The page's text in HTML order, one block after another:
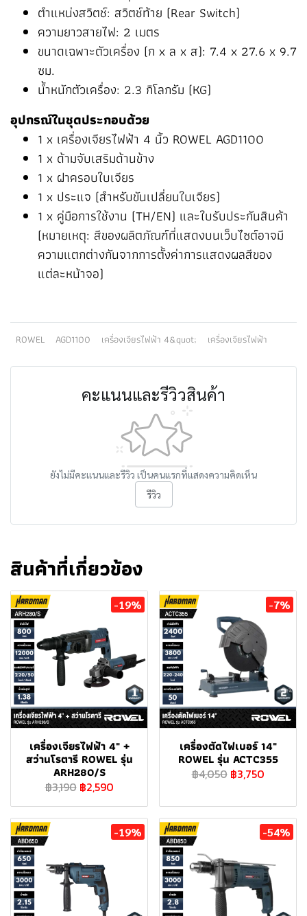
ตำแหน่งสวิตช์: สวิตช์ท้าย (Rear Switch)
ความยาวสายไฟ: 2 เมตร
ขนาดเฉพาะตัวเครื่อง (ก x ล x ส): 7.4 x 27.6 x 9.7
ซม.
น้ำหนักตัวเครื่อง: 2.3 กิโลกรัม (KG)
อุปกรณ์ในชุดประกอบด้วย
1 x เครื่องเจียรไฟฟ้า 4 นิ้ว ROWEL AGD1100
1 x ด้ามจับเสริมด้านข้าง
1 x ฝาครอบใบเจียร
1 x ประแจ (สำหรับขันเปลี่ยนใบเจียร)
1 x คู่มือการใช้งาน (TH/EN) และใบรับประกันสินค้า
(หมายเหตุ: สีของผลิตภัณฑ์ที่แสดงบนเว็บไซต์อาจมี
ความแตกต่างกันจากการตั้งค่าการแสดงผลสีของ
แต่ละหน้าจอ)
ROWEL AGD1100 เครื่องเจียรไฟฟ้า 4&quot; เครื่องเจียรไฟฟ้า
คะแนนและรีวิวสินค้า
ยังไม่มีคะแนนและรีวิว เป็นคนแรกที่แสดงความคิดเห็น
รีวิว
สินค้าที่เกี่ยวข้อง
-19%
เครื่องเจียรไฟฟ้า 4" +
สว่านโรตารี ROWEL รุ่น
ARH280/S
฿3,190 ฿2,590
-7%
เครื่องตัดไฟเบอร์ 14"
ROWEL รุ่น ACTC355
฿4,050 ฿3,750
-19% -54%